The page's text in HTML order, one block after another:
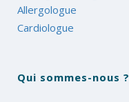
Allergologue
Cardiologue
Qui sommes-nous ?